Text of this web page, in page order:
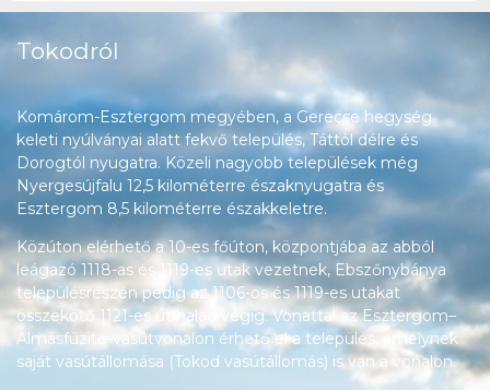
Tokodról
Komárom-Esztergom megyében, a Gerecse hegység
keleti nyúlványai alatt fekvő település, Táttól délre és
Dorogtól nyugatra. Közeli nagyobb települések még
Nyergesújfalu 12,5 kilométerre északnyugatra és
Esztergom 8,5 kilométerre északkeletre.
Közúton elérhető a 10-es főúton, központjába az abból
leágazó 1118-as és 1119-es utak vezetnek, Ebszőnybánya
településrészén pedig az 1106-os és 1119-es utakat
összekötő 1121-es út halad végig. Vonattal az Esztergom–
Almásfüzitő-vasútvonalon érhető el a település, amelynek
saját vasútállomása (Tokod vasútállomás) is van a vonalon.